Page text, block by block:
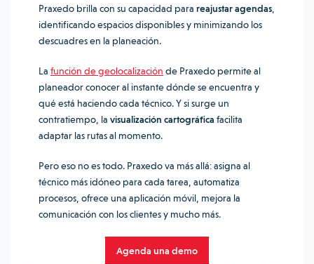
Praxedo brilla con su capacidad para reajustar agendas
identificando espacios disponibles y minimizando los
descuadres en la planeación.
La función de geolocalización de Praxedo permite al
planeador conocer al instante dónde se encuentra y
qué está haciendo cada técnico. Y si surge un
contratiempo, la visualización cartográfica facilita
adaptar las rutas al momento.
Pero eso no es todo. Praxedo va más allá: asigna al
técnico más idóneo para cada tarea, automatiza
procesos, ofrece una aplicación móvil, mejora la
comunicación con los clientes y mucho más.
Agenda una demo